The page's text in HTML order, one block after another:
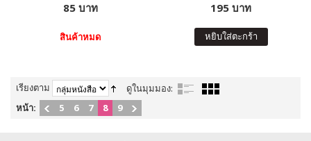
85 บาท
สินค้าหมด
195 บาท
หยิบใส่ตะกร้า
เรียงตาม
ดูในมุมมอง:
หน้า:
5 6 7 8 9